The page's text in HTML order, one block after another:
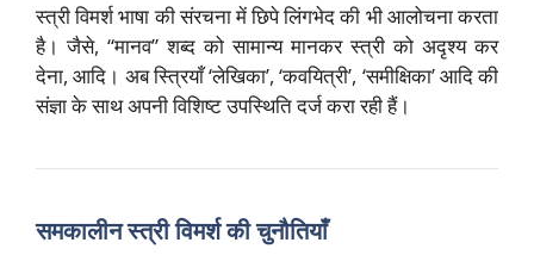
स्त्री विमर्श भाषा की संरचना में छिपे लिंगभेद की भी आलोचना करता
है। जैसे, “मानव” शब्द को सामान्य मानकर स्त्री को अदृश्य कर
देना, आदि। अब स्त्रियाँ ‘लेखिका’, ‘कवयित्री’, ‘समीक्षिका’ आदि की
संज्ञा के साथ अपनी विशिष्ट उपस्थिति दर्ज करा रही हैं।
समकालीन स्त्री विमर्श की चुनौतियाँ